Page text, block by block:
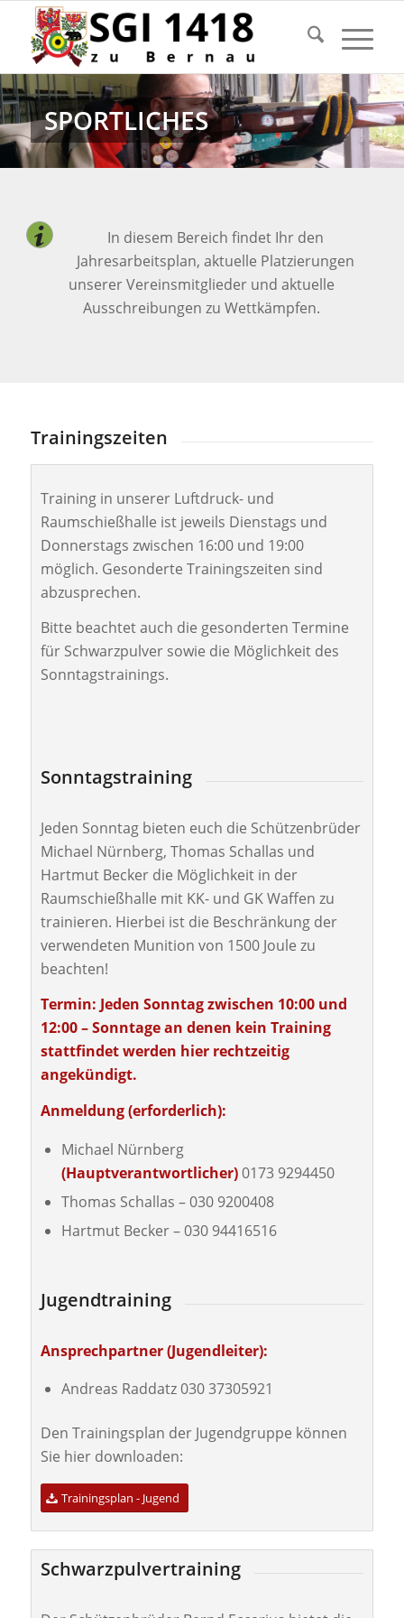
SPORTLICHES
In diesem Bereich findet Ihr den
Jahresarbeitsplan, aktuelle Platzierungen
unserer Vereinsmitglieder und aktuelle
Ausschreibungen zu Wettkämpfen.
Trainingszeiten
Training in unserer Luftdruck- und
Raumschießhalle ist jeweils Dienstags und
Donnerstags zwischen 16:00 und 19:00
möglich. Gesonderte Trainingszeiten sind
abzusprechen.
Bitte beachtet auch die gesonderten Termine
für Schwarzpulver sowie die Möglichkeit des
Sonntagstrainings.
Sonntagstraining
Jeden Sonntag bieten euch die Schützenbrüder
Michael Nürnberg, Thomas Schallas und
Hartmut Becker die Möglichkeit in der
Raumschießhalle mit KK- und GK Waffen zu
trainieren. Hierbei ist die Beschränkung der
verwendeten Munition von 1500 Joule zu
beachten!
Termin: Jeden Sonntag zwischen 10:00 und
12:00 – Sonntage an denen kein Training
stattfindet werden hier rechtzeitig
angekündigt.
Anmeldung (erforderlich):
Michael Nürnberg
(Hauptverantwortlicher)0173 9294450
Thomas Schallas – 030 9200408
Hartmut Becker – 030 94416516
Jugendtraining
Ansprechpartner (Jugendleiter):
Andreas Raddatz 030 37305921
Den Trainingsplan der Jugendgruppe können
Sie hier downloaden:
Trainingsplan - Jugend
Schwarzpulvertraining